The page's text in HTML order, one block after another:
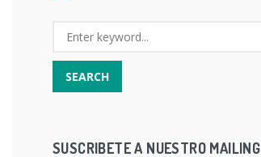
SUSCRIBETE A NUESTRO MAILING